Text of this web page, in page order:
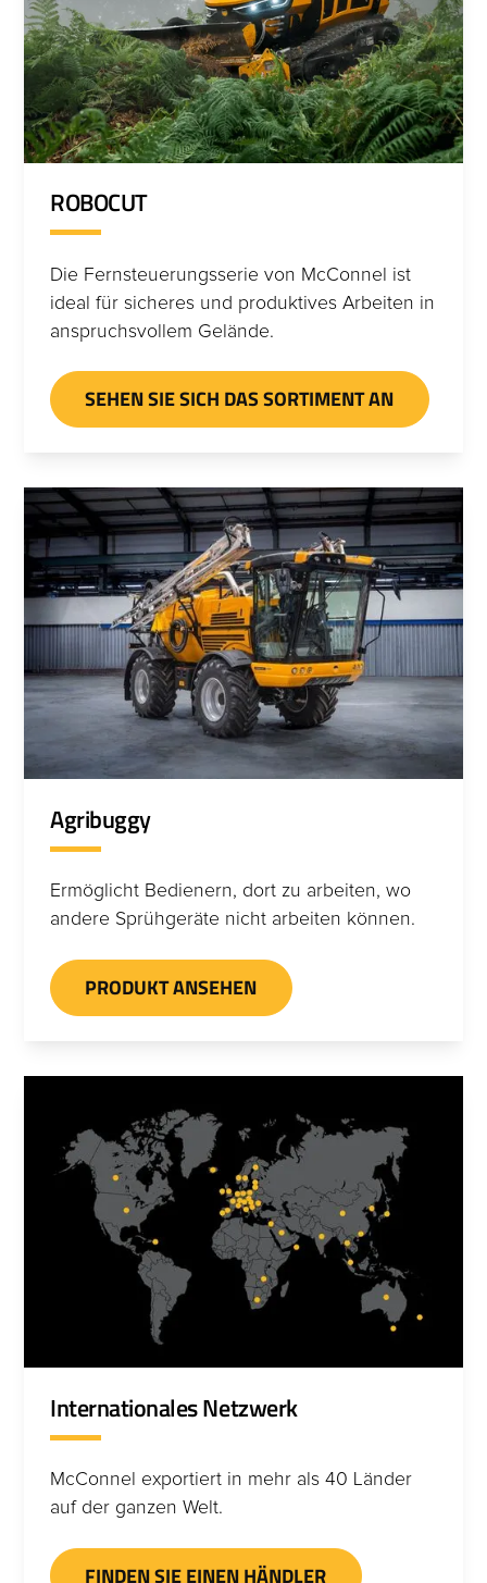
ROBOCUT
Die Fernsteuerungsserie von McConnel ist
ideal für sicheres und produktives Arbeiten in
anspruchsvollem Gelände.
SEHEN SIE SICH DAS SORTIMENT AN
Agribuggy
Ermöglicht Bedienern, dort zu arbeiten, wo
andere Sprühgeräte nicht arbeiten können.
PRODUKT ANSEHEN
Internationales Netzwerk
McConnel exportiert in mehr als 40 Länder
auf der ganzen Welt.
FINDEN SIE EINEN HÄNDLER